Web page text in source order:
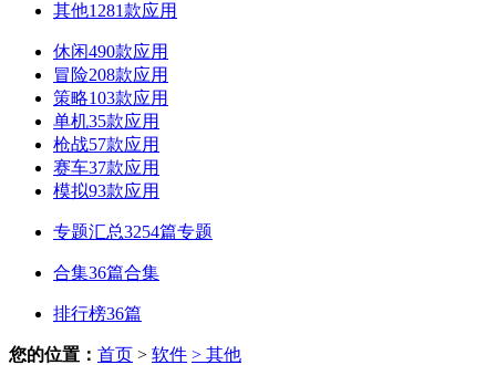
其他1281款应用
休闲490款应用
冒险208款应用
策略103款应用
单机35款应用
枪战57款应用
赛车37款应用
模拟93款应用
专题汇总3254篇专题
合集36篇合集
排行榜36篇
您的位置： 首页 > 软件 > 其他